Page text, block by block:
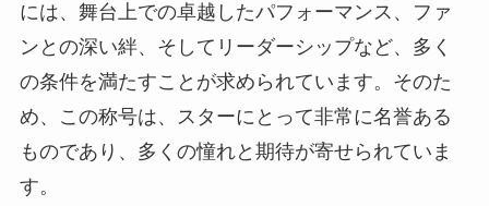
には、舞台上での卓越したパフォーマンス、ファ
ンとの深い絆、そしてリーダーシップなど、多く
の条件を満たすことが求められています。そのた
め、この称号は、スターにとって非常に名誉ある
ものであり、多くの憧れと期待が寄せられていま
す。